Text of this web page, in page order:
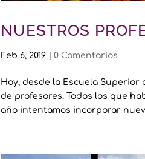
NUESTROS
Feb 6, 2019 |0 Comentarios
Hoy, desde la Escuela
de profesores. Todos los que
año intentamos incorporar